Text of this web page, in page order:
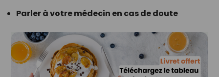
Parler à votre médecin en cas de doute